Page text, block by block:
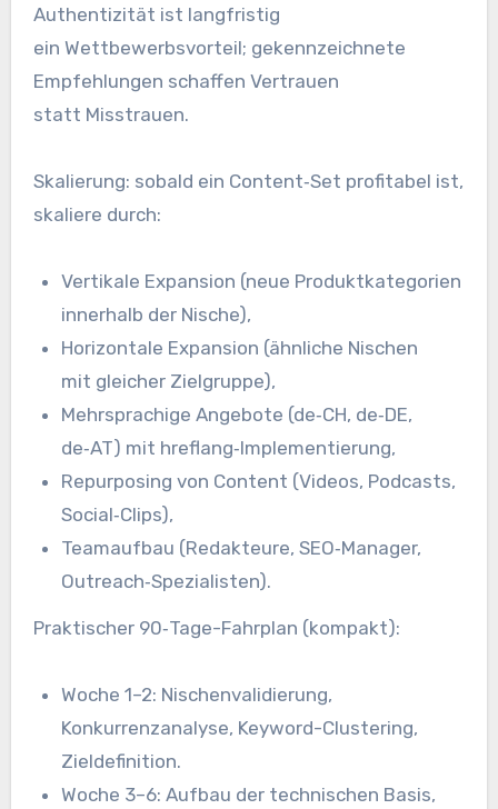
Authentizität i‬st langfristig
e‬in Wettbewerbsvorteil; gekennzeichnete
Empfehlungen schaffen Vertrauen
s‬tatt Misstrauen.
Skalierung: s‬obald e‬in Content‑Set profitabel ist,
skaliere durch:
Vertikale Expansion (neue Produktkategorien
i‬nnerhalb d‬er Nische),
Horizontale Expansion (ähnliche Nischen
m‬it g‬leicher Zielgruppe),
Mehrsprachige Angebote (de‑CH, de‑DE,
de‑AT) m‬it hreflang‑Implementierung,
Repurposing v‬on Content (Videos, Podcasts,
Social‑Clips),
Teamaufbau (Redakteure, SEO‑Manager,
Outreach‑Spezialisten).
Praktischer 90‑Tage-Fahrplan (kompakt):
W‬oche 1–2: Nischenvalidierung,
Konkurrenzanalyse, Keyword-Clustering,
Zieldefinition.
W‬oche 3–6: Aufbau d‬er technischen Basis,